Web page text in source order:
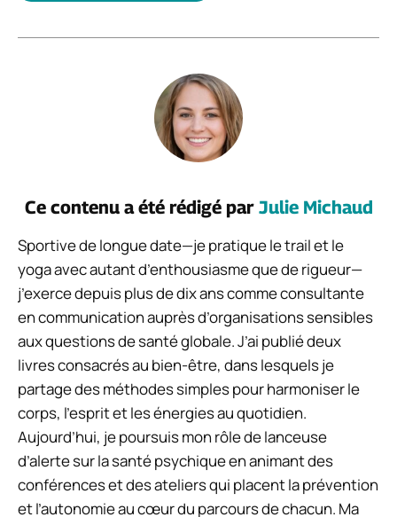
Ce contenu a été rédigé par Julie Michaud
Sportive de longue date—je pratique le trail et le
yoga avec autant d’enthousiasme que de rigueur—
j’exerce depuis plus de dix ans comme consultante
en communication auprès d’organisations sensibles
aux questions de santé globale. J’ai publié deux
livres consacrés au bien-être, dans lesquels je
partage des méthodes simples pour harmoniser le
corps, l’esprit et les énergies au quotidien.
Aujourd’hui, je poursuis mon rôle de lanceuse
d’alerte sur la santé psychique en animant des
conférences et des ateliers qui placent la prévention
et l’autonomie au cœur du parcours de chacun. Ma